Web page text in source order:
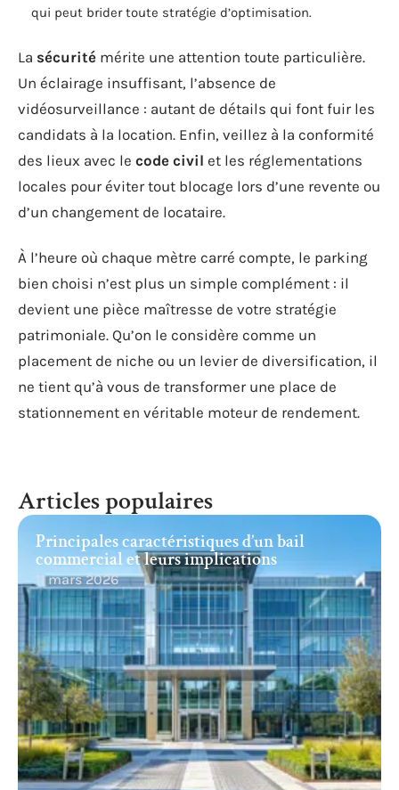
qui peut brider toute stratégie d’optimisation.
La sécurité mérite une attention toute particulière.
Un éclairage insuffisant, l’absence de
vidéosurveillance : autant de détails qui font fuir les
candidats à la location. Enfin, veillez à la conformité
des lieux avec le code civil et les réglementations
locales pour éviter tout blocage lors d’une revente ou
d’un changement de locataire.
À l’heure où chaque mètre carré compte, le parking
bien choisi n’est plus un simple complément : il
devient une pièce maîtresse de votre stratégie
patrimoniale. Qu’on le considère comme un
placement de niche ou un levier de diversification, il
ne tient qu’à vous de transformer une place de
stationnement en véritable moteur de rendement.
Articles populaires
Principales caractéristiques d’un bail
commercial et leurs implications
11 mars 2026